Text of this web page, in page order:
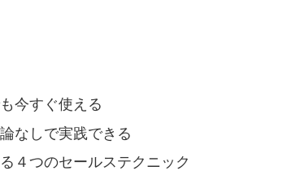
今すぐ使える
なしで実践できる
４つのセールステクニック